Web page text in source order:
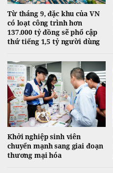
Từ tháng 9, đặc khu của VN
có loạt công trình hơn
137.000 tỷ đồng sẽ phổ cập
thứ tiếng 1,5 tỷ người dùng
Khởi nghiệp sinh viên
chuyển mạnh sang giai đoạn
thương mại hóa